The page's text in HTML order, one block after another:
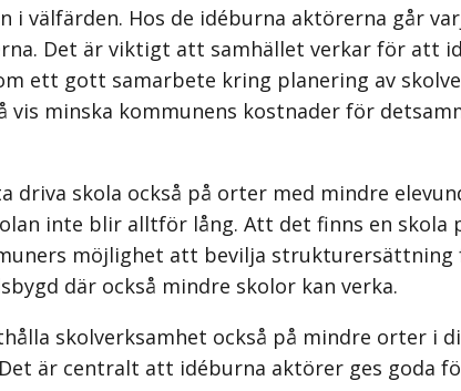
välfärden. Hos de idéburna aktörerna går
Det är viktigt att samhället verkar för att
ett gott samarbete kring planering av
minska kommunens kostnader för
skola också på orter med mindre
inte blir alltför lång. Att det finns en skola
möjlighet att bevilja
där också mindre skolor kan verka.
skolverksamhet också på mindre orter i
är centralt att idéburna aktörer ges goda